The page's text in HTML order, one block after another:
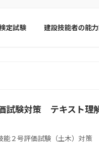
定試験 建設技能者の能
試験対策 テキスト理
能２号評価試験（土木）対